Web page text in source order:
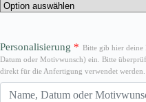
Personalisierung * Bitte gib hier deine
Datum oder Motivwunsch) ein. Bitte
direkt für die Anfertigung verwendet werden.